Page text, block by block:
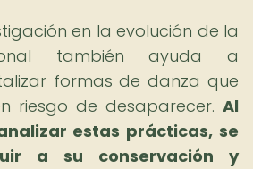
en la evolución de la
también ayuda a
formas de danza que
riesgo de desaparecer. Al
estas prácticas, se
a su conservación y